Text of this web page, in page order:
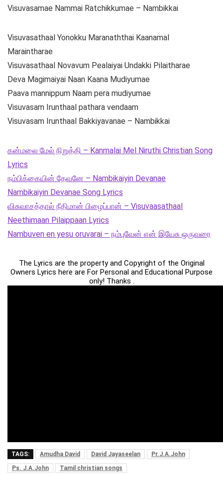
Visuvasamae Nammai Ratchikkumae – Nambikkai
Visuvasathaal Yonokku Maranaththai Kaanamal
Maraintharae
Visuvasathaal Novavum Pealaiyai Undakki Pilaitharae
Deva Magimaiyai Naan Kaana Mudiyumae
Paava mannippum Naam pera mudiyumae
Visuvasam Irunthaal pathara vendaam
Visuvasam Irunthaal Bakkiyavanae – Nambikkai
கன்மலை மேல் நிறுத்தி – Kanmalai Mel Niruthi Christian Song
Lyrics
நம்பிக்கையின் தேவனே – Nambikaiyin Devanae
Nambikaiyin Devanae Song Lyrics
விசுவாசத்தால் நீதிமான் பிழைப்பான் – Visuvaasathaal
Neethimaan Pilaippaan Lyrics
Nambuven en yesu oruvarai – நம்புவேன் என் இயேசு ஒருவரை
The Lyrics are the property and Copyright of the Original
Owners Lyrics here are For Personal and Educational Purpose
only! Thanks .
TAGS: Amudha David David Jayaseelan
Pr.J.A.John
Ps. J.A.John
Tamil christian songs